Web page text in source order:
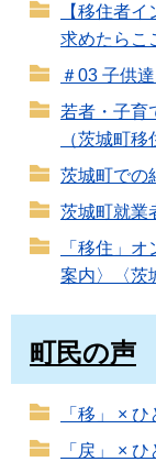
【移住者
求めたらこ
＃03 子供
若者・子育
（茨城町
茨城町での
茨城町就業
「移住」
案内〉〈茨
町民の声
「移」 × ひ
「戻」 × ひ